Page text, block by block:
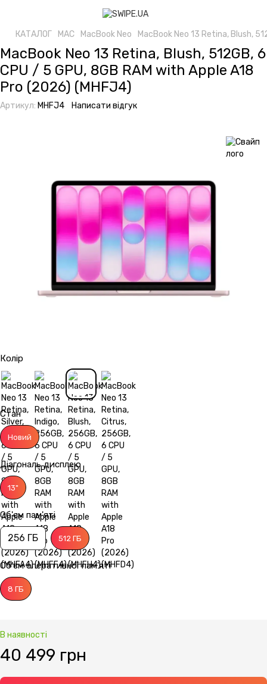
КАТАЛОГ MAC MacBook Neo MacBook Neo 13 Retina, Blush,
MacBook Neo 13 Retina, Blush, 512GB, 6
CPU / 5 GPU, 8GB RAM with Apple A18
Pro (2026) (MHFJ4)
Артикул: MHFJ4 Написати відгук
Колір
Стан
Новий
Діагональ дисплею
13"
Об'єм пам'яті
256 ГБ 512 ГБ
Об'єм оперативної пам'яті
8 ГБ
В наявності
40 499 грн